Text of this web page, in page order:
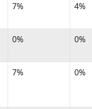
in
met
herkomst
Nederland
in
met
7% 4%
0% 0%
7% 0%